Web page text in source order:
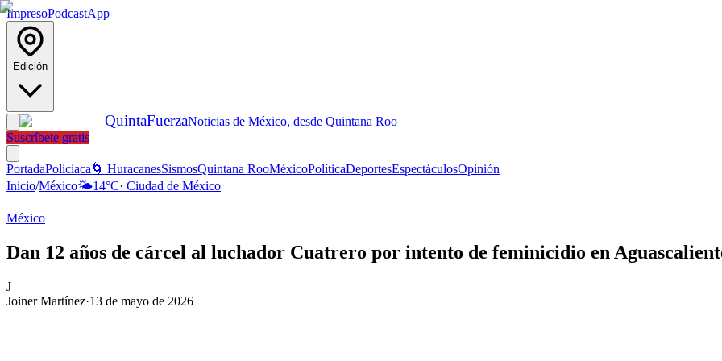
ImpresoPodcastApp
Edición
QuintaFuerzaNoticias de México, desde Quintana Roo
Suscríbete gratis
PortadaPoliciaca 🌀 HuracanesSismosQuintana RooMéxicoPolíticaDeportesEspectáculosOpinión
Inicio/México🌤️14°C· Ciudad de México
México
Dan 12 años de cárcel al luchador Cuatrero por intento de feminicidio en
J
Joiner Martínez·13 de mayo de 2026